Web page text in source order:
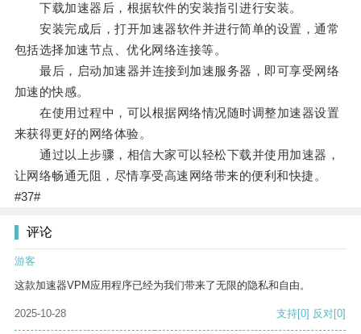
下载加速器后，根据软件的安装指引进行安装。
安装完成后，打开加速器软件并进行简单的设置，通常
包括选择加速节点、优化网络连接等。
最后，启动加速器并连接到加速服务器，即可享受网络
加速的快感。
在使用过程中，可以根据网络情况随时调整加速器设置
来获得更好的网络体验。
通过以上步骤，相信大家可以轻松下载并使用加速器，
让网络畅通无阻，尽情享受高速网络带来的便利和快捷。
#37#
评论
游客
这款加速器VPM应用程序已经为我们带来了无限的隐私和自由。
2025-10-28 支持[0] 反对[0]